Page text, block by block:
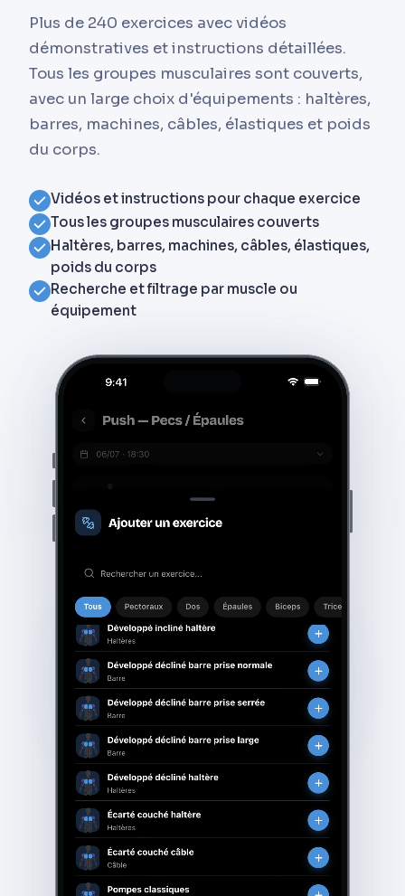
Plus de 240 exercices avec vidéos
démonstratives et instructions détaillées.
Tous les groupes musculaires sont couverts,
avec un large choix d'équipements : haltères,
barres, machines, câbles, élastiques et poids
du corps.
Vidéos et instructions pour chaque exercice
Tous les groupes musculaires couverts
Haltères, barres, machines, câbles, élastiques,
poids du corps
Recherche et filtrage par muscle ou
équipement